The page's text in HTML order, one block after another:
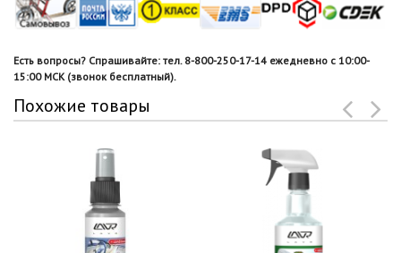
Есть вопросы? Спрашивайте: тел. 8-800-250-17-14 ежедневно с 10:00-
15:00 МСК (звонок бесплатный).
Похожие товары